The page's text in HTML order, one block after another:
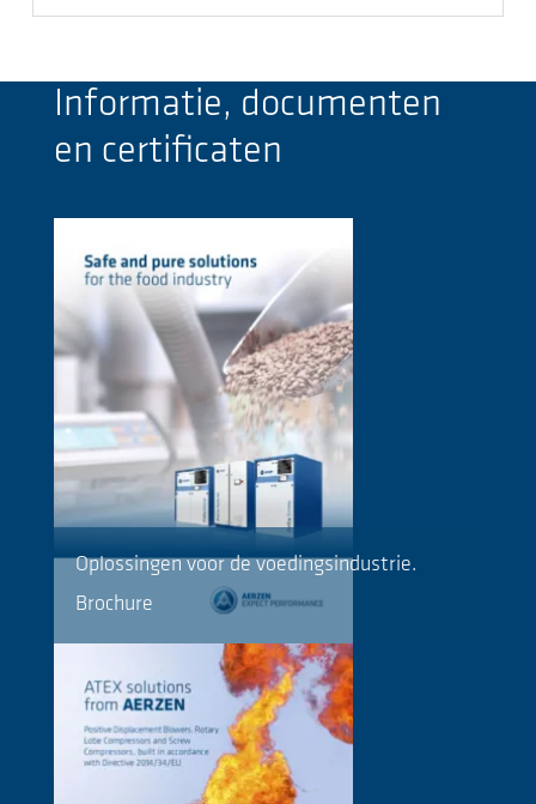
Informatie, documenten
en certificaten
Oplossingen voor de voedingsindustrie.
Brochure